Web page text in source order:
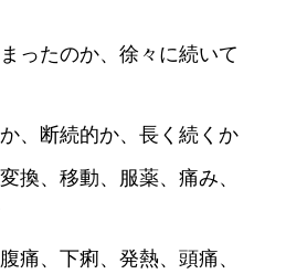
まったのか、徐々に続いて
か、断続的か、長く続くか
換、移動、服薬、痛み、
痛、下痢、発熱、頭痛、